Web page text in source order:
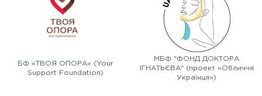
БФ «ТВОЯ ОПОРА» (Your
Support Foundation)
МБФ "ФОНД ДОКТОРА
ІГНАТЬЄВА" (проект «Обличчя
Українця»)